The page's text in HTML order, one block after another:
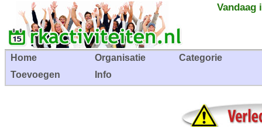
Vandaag
Home Organisatie
Categorie
Toevoegen
Info